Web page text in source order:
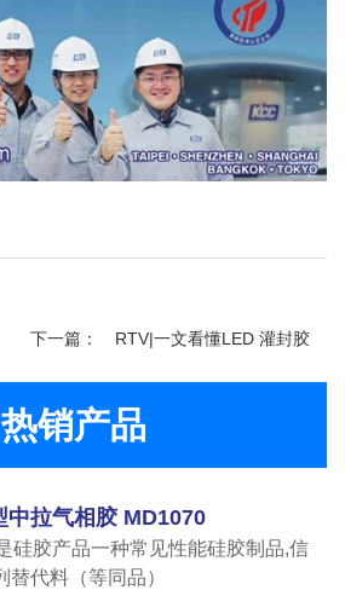
下一篇： RTV|一文看懂LED 灌封胶
热销产品
中拉气相胶 MD1070
硅胶产品一种常见性能硅胶制品,信
代料（等同品）